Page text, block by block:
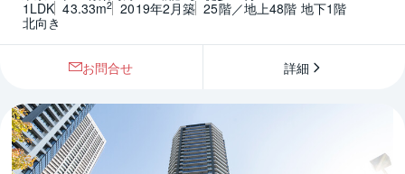
1LDK 43.33m2 2019年2月築 25階／地上48階 地下1階
北向き
お問合せ 詳細